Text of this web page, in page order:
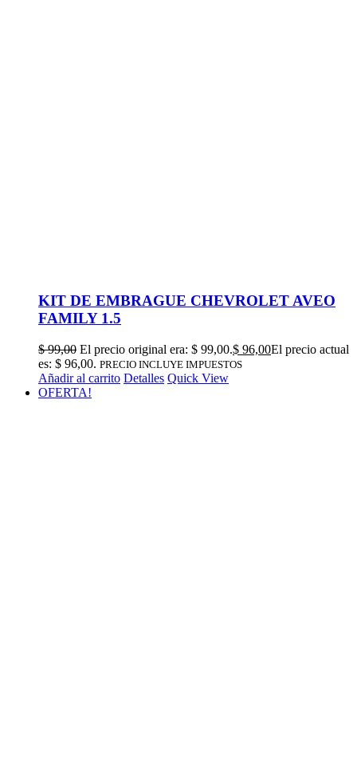
KIT DE EMBRAGUE CHEVROLET AVEO
FAMILY 1.5
$99,00 El precio original era: $ 99,00.$ 96,00El precio actual
es: $ 96,00. PRECIO INCLUYE IMPUESTOS
Añadir al carrito Detalles Quick View
OFERTA!